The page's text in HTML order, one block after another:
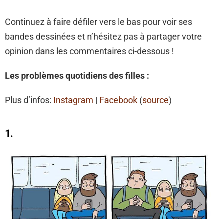
Continuez à faire défiler vers le bas pour voir ses
bandes dessinées et n’hésitez pas à partager votre
opinion dans les commentaires ci-dessous !
Les problèmes quotidiens des filles :
Plus d’infos: Instagram | Facebook (source)
1.